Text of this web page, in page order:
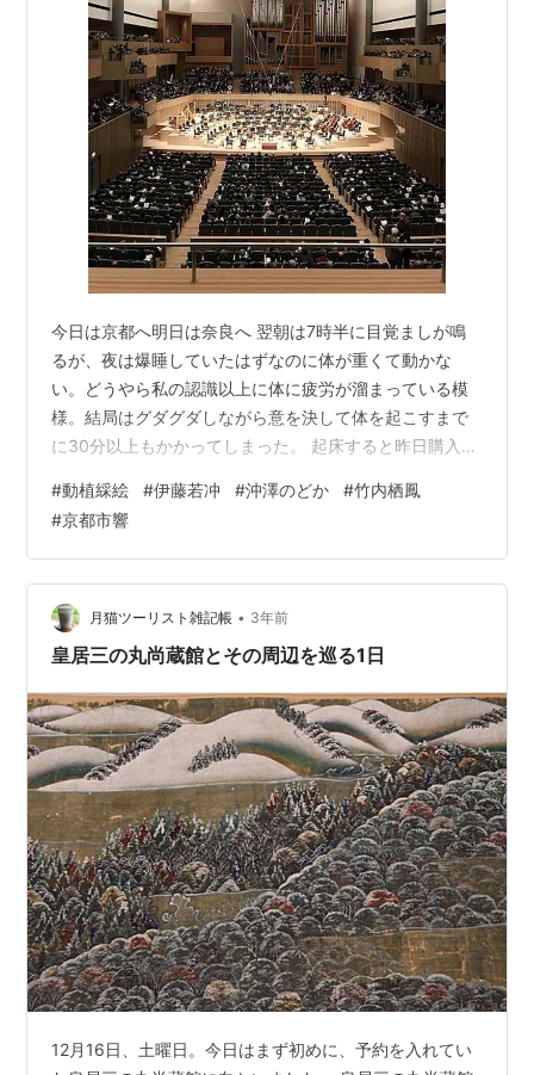
今日は京都へ明日は奈良へ 翌朝は7時半に目覚ましが鳴
るが、夜は爆睡していたはずなのに体が重くて動かな
い。どうやら私の認識以上に体に疲労が溜まっている模
様。結局はグダグダしながら意を決して体を起こすまで
に30分以上もかかってしまった。 起床すると昨日購入し
パスタは重過ぎる)を踏まえてうどんにしている。まあこ
のぐらいが最も朝食には適切なようだ。 朝食は昨晩買い
求めたきつねうどん 朝食を終えると大急ぎで仕事道具を
キャリーに詰め込むとチェックアウトする。今日は京都
まで長駆する予定。目的は14時半から京都コンサートホ
ールで開演する京都市響の定期演奏会だ…
#動植綵絵 #伊藤若冲 #沖澤のどか #竹内栖鳳
#京都市響
月猫ツーリスト雑記帳 • 3年前
皇居三の丸尚蔵館とその周辺を巡る1日
12月16日、土曜日。今日はまず初めに、予約を入れてい